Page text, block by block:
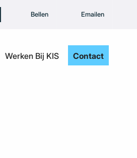
Bellen Emailen
Werken Bij KIS Contact